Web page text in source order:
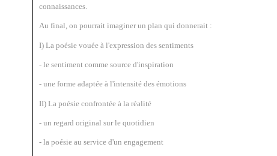
connaissances.
Au final, on pourrait imaginer un plan qui donnerait :
I) La poésie vouée à l'expression des sentiments
- le sentiment comme source d'inspiration
- une forme adaptée à l'intensité des émotions
II) La poésie confrontée à la réalité
- un regard original sur le quotidien
- la poésie au service d'un engagement